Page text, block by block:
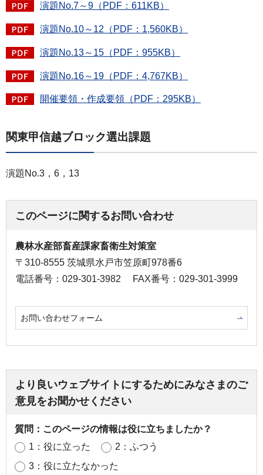
演題No.7～9（PDF：611KB）
演題No.10～12（PDF：1,560KB）
演題No.13～15（PDF：955KB）
演題No.16～19（PDF：4,767KB）
開催要領・作成要領（PDF：295KB）
関東甲信越ブロック選出課題
演題No.3，6，13
このページに関するお問い合わせ
農林水産部畜産課家畜衛生対策室
〒310-8555 茨城県水戸市笠原町978番6
電話番号：029-301-3982
FAX番号：029-301-3999
お問い合わせフォーム
より良いウェブサイトにするためにみなさまのご
意見をお聞かせください
質問：このページの情報は役に立ちましたか？
1：役に立った
2：ふつう
3：役に立たなかった